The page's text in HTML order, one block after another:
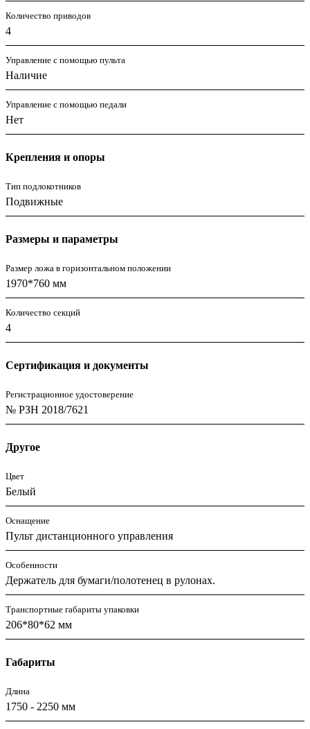
Количество приводов
4
Управление с помощью пульта
Наличие
Управление с помощью педали
Нет
Крепления и опоры
Тип подлокотников
Подвижные
Размеры и параметры
Размер ложа в горизонтальном положении
1970*760 мм
Количество секций
4
Сертификация и документы
Регистрационное удостоверение
№ РЗН 2018/7621
Другое
Цвет
Белый
Оснащение
Пульт дистанционного управления
Особенности
Держатель для бумаги/полотенец в рулонах.
Транспортные габариты упаковки
206*80*62 мм
Габариты
Длина
1750 - 2250 мм